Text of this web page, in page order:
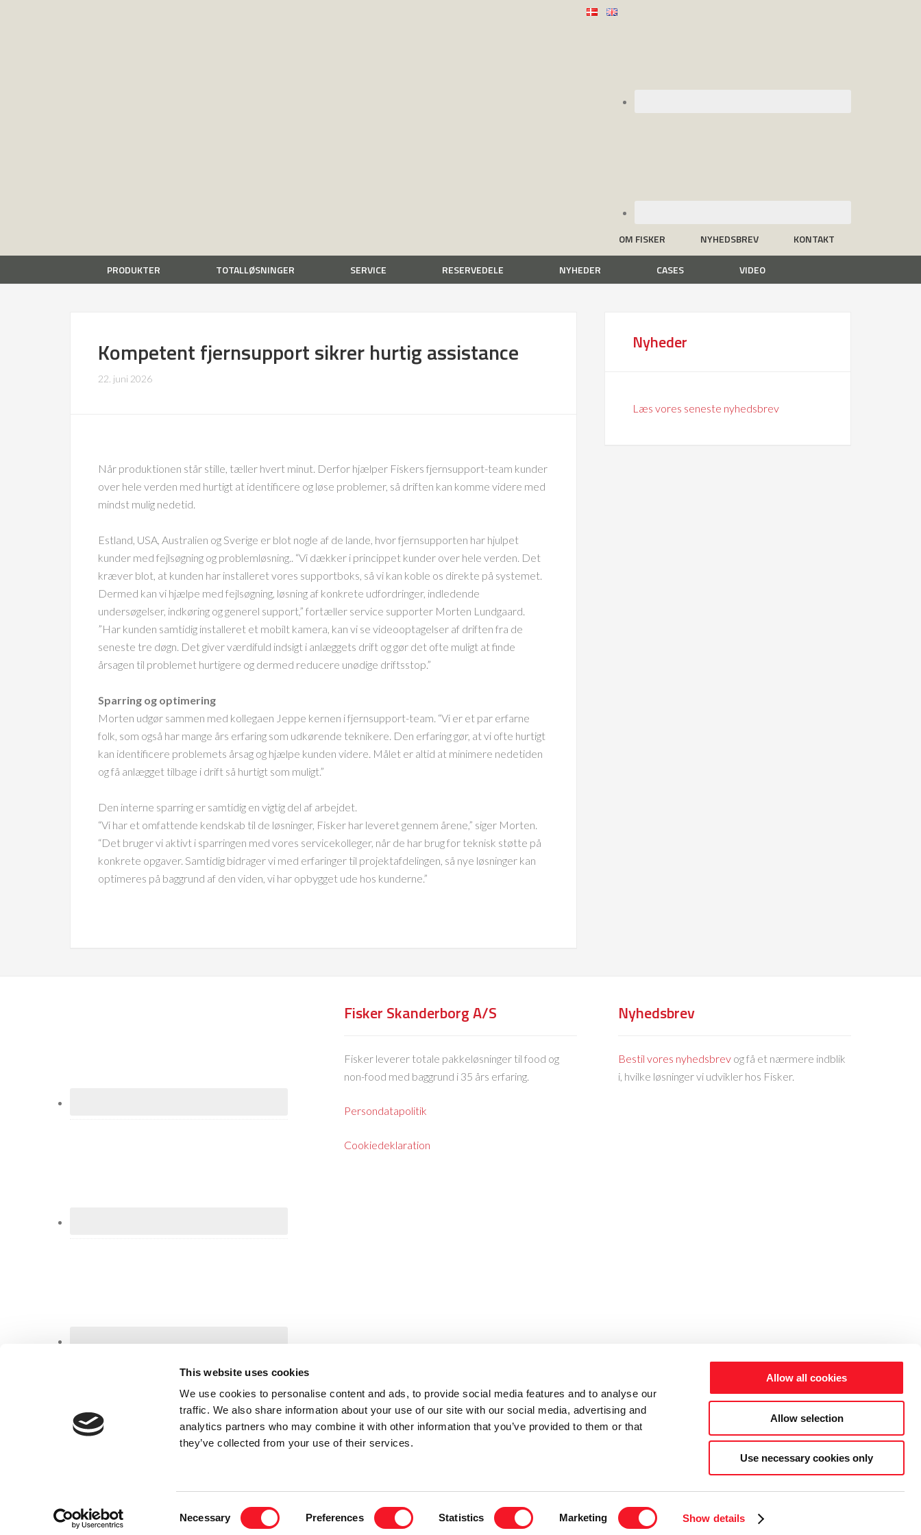
This website uses cookies
We use cookies to personalise content and ads, to provide social media features and to analyse our
traffic. We also share information about your use of our site with our social media, advertising and
analytics partners who may combine it with other information that you’ve provided to them or that
they’ve collected from your use of their services.
Necessary Preferences Statistics Marketing Show details
Allow all cookies
Allow selection
Use necessary cookies only
OM FISKER NYHEDSBREV KONTAKT
PRODUKTER TOTALLØSNINGER SERVICE RESERVEDELE NYHEDER CASES VIDEO
Kompetent fjernsupport sikrer hurtig assistance
22. juni 2026
Når produktionen står stille, tæller hvert minut. Derfor hjælper Fiskers fjernsupport-team kunder
over hele verden med hurtigt at identificere og løse problemer, så driften kan komme videre med
mindst mulig nedetid.
Estland, USA, Australien og Sverige er blot nogle af de lande, hvor fjernsupporten har hjulpet
kunder med fejlsøgning og problemløsning.. “Vi dækker i princippet kunder over hele verden. Det
kræver blot, at kunden har installeret vores supportboks, så vi kan koble os direkte på systemet.
Dermed kan vi hjælpe med fejlsøgning, løsning af konkrete udfordringer, indledende
undersøgelser, indkøring og generel support,” fortæller service supporter Morten Lundgaard.
”Har kunden samtidig installeret et mobilt kamera, kan vi se videooptagelser af driften fra de
seneste tre døgn. Det giver værdifuld indsigt i anlæggets drift og gør det ofte muligt at finde
årsagen til problemet hurtigere og dermed reducere unødige driftsstop.”
Sparring og optimering
Morten udgør sammen med kollegaen Jeppe kernen i fjernsupport-team. “Vi er et par erfarne
folk, som også har mange års erfaring som udkørende teknikere. Den erfaring gør, at vi ofte hurtigt
kan identificere problemets årsag og hjælpe kunden videre. Målet er altid at minimere nedetiden
og få anlægget tilbage i drift så hurtigt som muligt.”
Den interne sparring er samtidig en vigtig del af arbejdet.
“Vi har et omfattende kendskab til de løsninger, Fisker har leveret gennem årene,” siger Morten.
“Det bruger vi aktivt i sparringen med vores servicekolleger, når de har brug for teknisk støtte på
konkrete opgaver. Samtidig bidrager vi med erfaringer til projektafdelingen, så nye løsninger kan
optimeres på baggrund af den viden, vi har opbygget ude hos kunderne.”
Nyheder
Læs vores seneste nyhedsbrev
Fisker Skanderborg A/S
Fisker leverer totale pakkeløsninger til food og
non-food med baggrund i 35 års erfaring.
Persondatapolitik
Cookiedeklaration
Nyhedsbrev
Bestil vores nyhedsbrev og få et nærmere indblik
i, hvilke løsninger vi udvikler hos Fisker.
FISKER SKANDERBORG A/S | NIELS BOHRS VEJ 16, STILLING, 8660 SKANDERBORG - DANMARK | TLF.: +45 87 93 82 22 |